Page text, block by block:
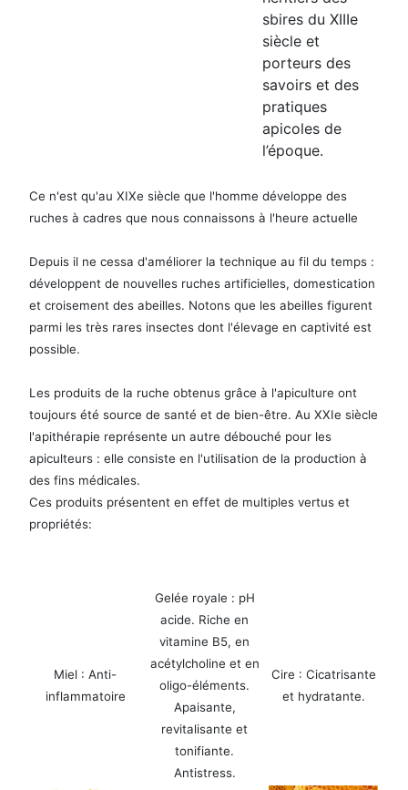
sbires du XIIIe
siècle et
porteurs des
savoirs et des
pratiques
apicoles de
l’époque.
Ce n'est qu'au XIXe siècle que l'homme développe des
ruches à cadres que nous connaissons à l'heure actuelle
Depuis il ne cessa d'améliorer la technique au fil du temps :
développent de nouvelles ruches artificielles, domestication
et croisement des abeilles. Notons que les abeilles figurent
parmi les très rares insectes dont l'élevage en captivité est
possible.
Les produits de la ruche obtenus grâce à l'apiculture ont
toujours été source de santé et de bien-être. Au XXIe siècle
l'apithérapie représente un autre débouché pour les
apiculteurs : elle consiste en l'utilisation de la production à
des fins médicales.
Ces produits présentent en effet de multiples vertus et
propriétés:
Miel : Anti-
inflammatoire
Gelée royale : pH
acide. Riche en
vitamine B5, en
acétylcholine et en
oligo-éléments.
Apaisante,
revitalisante et
tonifiante.
Antistress.
Cire : Cicatrisante
et hydratante.